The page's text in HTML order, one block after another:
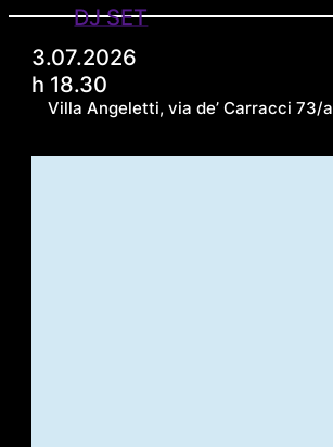
DJ SET
3.07.2026
h 18.30
Villa Angeletti, via de’ Carracci 73/a